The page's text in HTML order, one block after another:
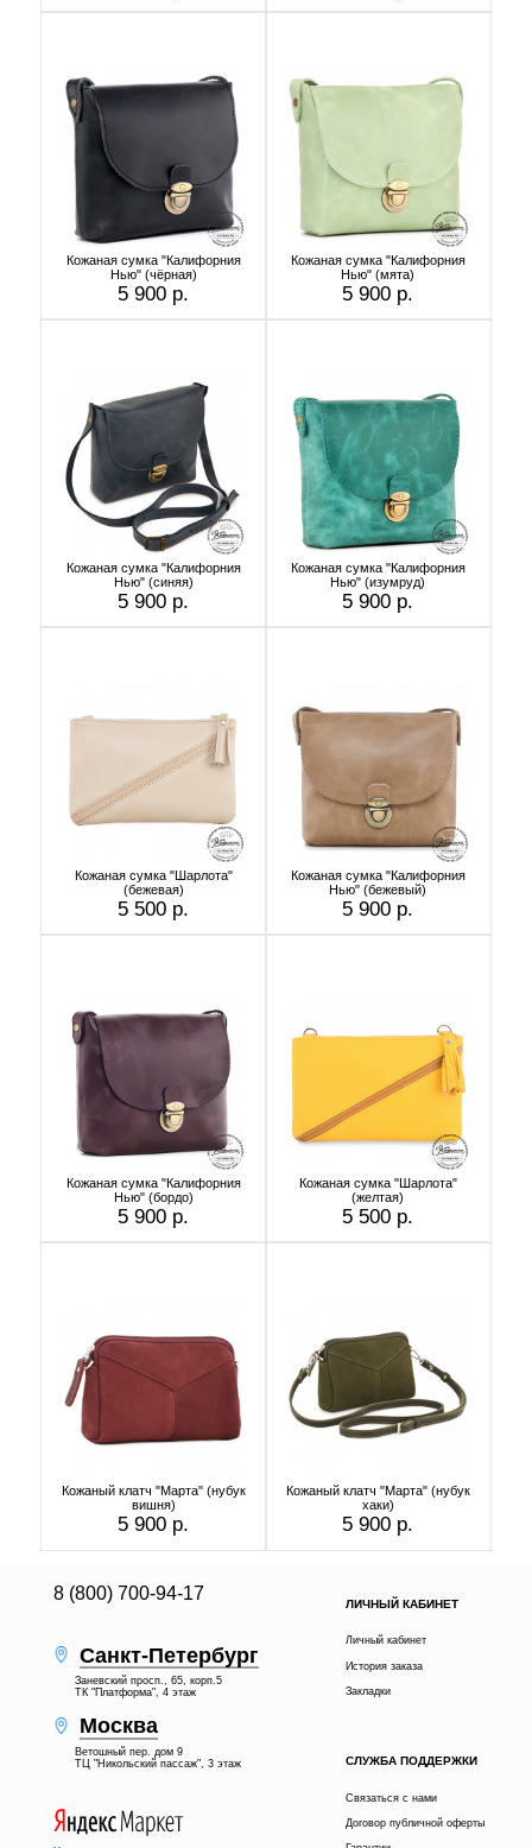
Кожаная сумка "Калифорния
Нью" (чёрная)
5 900 р.
Кожаная сумка "Калифорния
Нью" (мята)
5 900 р.
Кожаная сумка "Калифорния
Нью" (синяя)
5 900 р.
Кожаная сумка "Калифорния
Нью" (изумруд)
5 900 р.
Кожаная сумка "Шарлота"
(бежевая)
5 500 р.
Кожаная сумка "Калифорния
Нью" (бежевый)
5 900 р.
Кожаная сумка "Калифорния
Нью" (бордо)
5 900 р.
Кожаная сумка "Шарлота"
(желтая)
5 500 р.
Кожаный клатч "Марта" (нубук
вишня)
5 900 р.
Кожаный клатч "Марта" (нубук
хаки)
5 900 р.
8 (800) 700-94-17
Санкт-Петербург
Заневский просп., 65, корп.5
ТК "Платформа", 4 этаж
Москва
Ветошный пер. дом 9
ТЦ "Никольский пассаж", 3 этаж
ЛИЧНЫЙ КАБИНЕТ
Личный кабинет
История заказа
Закладки
СЛУЖБА ПОДДЕРЖКИ
Связаться с нами
Договор публичной оферты